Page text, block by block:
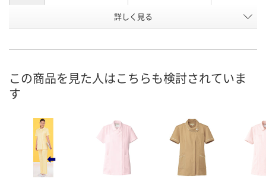
ピンク ホワイト
号
お届け日
カゴへ
詳しく見る
この商品を見た人はこちらも検討されていま
す